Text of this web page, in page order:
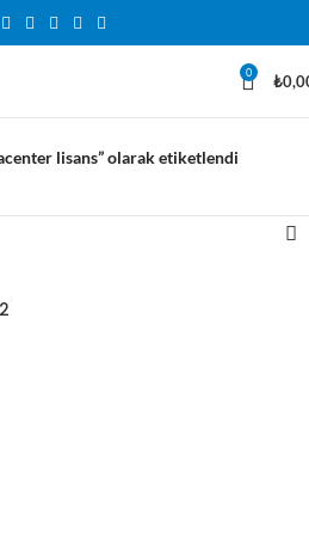
0 ₺
lisans” olarak etiketlendi